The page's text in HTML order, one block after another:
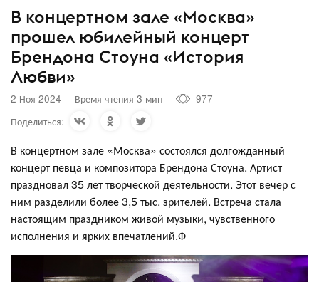
В концертном зале «Москва»
прошел юбилейный концерт
Брендона Стоуна «История
Любви»
2 Ноя 2024 Время чтения 3 мин
977
Поделиться:
В концертном зале «Москва» состоялся долгожданный
концерт певца и композитора Брендона Стоуна. Артист
праздновал 35 лет творческой деятельности. Этот вечер с
ним разделили более 3,5 тыс. зрителей. Встреча стала
настоящим праздником живой музыки, чувственного
исполнения и ярких впечатлений.Ф